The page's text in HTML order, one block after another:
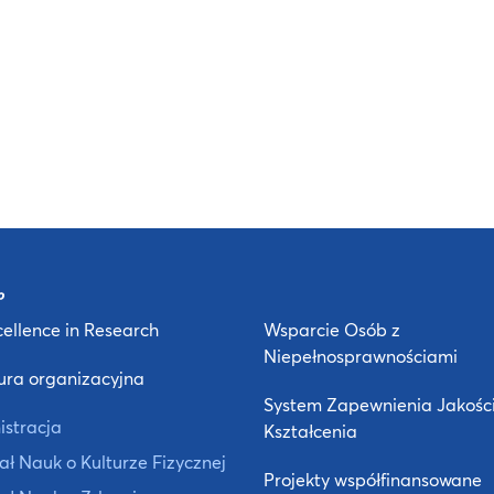
in Research
organizacyjna
Nauk o Kulturze Fizycznej
Wsparcie Osób z
Niepełnosprawnościami
System Zapewnienia Jakości
Kształcenia
Projekty współfinansowane